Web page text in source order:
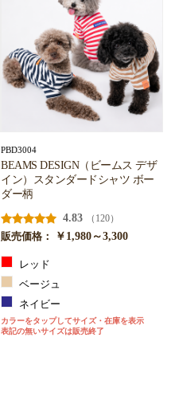
PBD3004
BEAMS DESIGN（ビームス デザ
イン）スタンダードシャツ ボー
ダー柄
4.83
（120）
販売価格：
￥1,980～3,300
レッド
ベージュ
ネイビー
カラーをタップしてサイズ・在庫を表示
表記の無いサイズは販売終了
カートへ進む